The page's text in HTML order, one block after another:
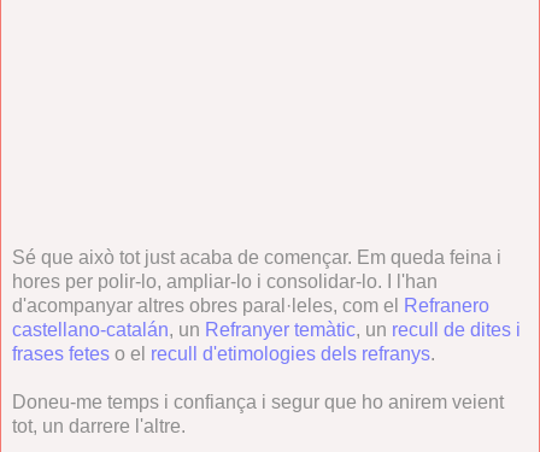
Sé que això tot just acaba de començar. Em queda feina i
hores per polir-lo, ampliar-lo i consolidar-lo. I l'han
d'acompanyar altres obres paral·leles, com el
Refranero
castellano-catalán, un Refranyer temàtic, un recull de dites i
frases fetes o el recull d'etimologies dels refranys.
Doneu-me temps i confiança i segur que ho anirem veient
tot, un darrere l'altre.